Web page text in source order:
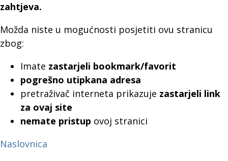
zahtjeva.
Možda niste u mogućnosti posjetiti ovu stranicu
zbog:
Imate zastarjeli bookmark/favorit
pogrešno utipkana adresa
pretraživač interneta prikazuje zastarjeli link
za ovaj site
nemate pristup ovoj stranici
Naslovnica